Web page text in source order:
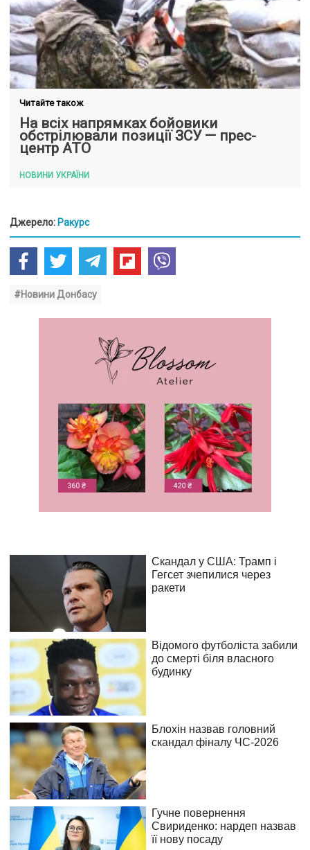
Читайте також
На всіх напрямках бойовики
обстрілювали позиції ЗСУ — прес-
центр АТО
НОВИНИ УКРАЇНИ
Джерело: Ракурс
#Новини Донбасу